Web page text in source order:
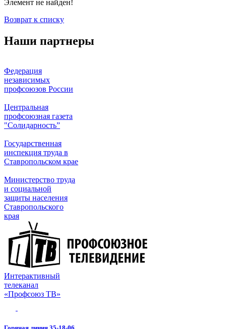
Элемент не найден!
Возврат к списку
Наши партнеры
Федерация
независимых
профсоюзов России
Центральная
профсоюзная газета
"Солидарность”
Государственная
инспекция труда в
Ставропольском крае
Министерство труда
и социальной
защиты населения
Ставропольского
края
Интерактивный
телеканал
«Профсоюз ТВ»